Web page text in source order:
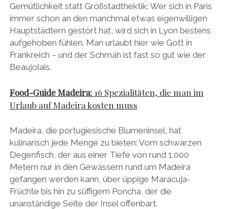
Gemütlichkeit statt Großstadthektik: Wer sich in Paris
immer schon an den manchmal etwas eigenwilligen
Hauptstädtern gestört hat, wird sich in Lyon bestens
aufgehoben fühlen. Man urlaubt hier wie Gott in
Frankreich – und der Schmäh ist fast so gut wie der
Beaujolais.
Food-Guide Madeira: 16 Spezialitäten, die man im
Urlaub auf Madeira kosten muss
Madeira, die portugiesische Blumeninsel, hat
kulinarisch jede Menge zu bieten: Vom schwarzen
Degenfisch, der aus einer Tiefe von rund 1.000
Metern nur in den Gewässern rund um Madeira
gefangen werden kann, über üppige Maracuja-
Früchte bis hin zu süffigem Poncha, der die
unanständige Seite der Insel offenbart.